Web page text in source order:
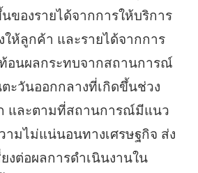
นของรายได้จากการให้บริการ
ห้ลูกค้า และรายได้จากการ
อนผลกระทบจากสถานการณ์
ตะวันออกกลางที่เกิดขึ้นช่วง
และตามที่สถานการณ์มีแนว
ามไม่แน่นอนทางเศรษฐกิจ ส่ง
งต่อผลการดำเนินงานใน